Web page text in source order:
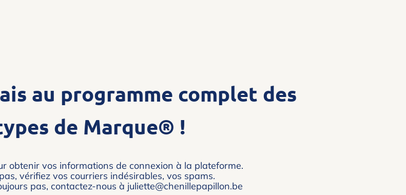
au programme complet des
de Marque®️ !
obtenir vos informations de connexion à la plateforme.
vérifiez vos courriers indésirables, vos spams.
pas, contactez-nous à juliette@chenillepapillon.be